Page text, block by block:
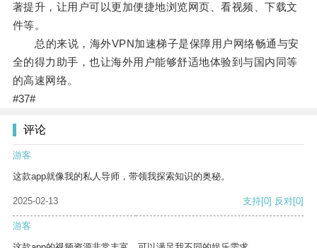
著提升，让用户可以更加便捷地浏览网页、看视频、下载文
件等。
总的来说，海外VPN加速梯子是保障用户网络畅通与安
全的得力助手，也让海外用户能够舒适地体验到与国内同等
的高速网络。
#37#
评论
游客
这款app就像我的私人导师，带领我探索知识的奥秘。
2025-02-13 支持[0] 反对[0]
游客